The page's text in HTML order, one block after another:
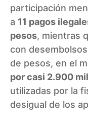
participación
a 11 pagos
pesos, mientras
con
de pesos, en el
por casi 2.900
utilizadas por la
desigual de los